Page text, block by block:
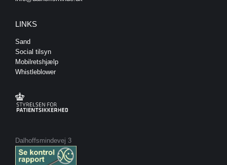
LINKS
Sand
Social tilsyn
Mobilretshjælp
Whistleblower
Dalhoffsmindevej 3